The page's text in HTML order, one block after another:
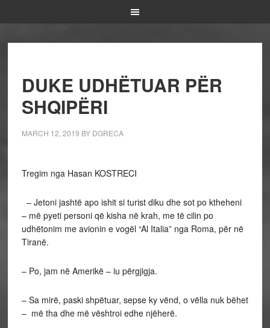
DUKE UDHËTUAR PËR
SHQIPËRI
MARCH 12, 2019 BY DGRECA
Tregim nga Hasan KOSTRECI
– Jetoni jashtë apo ishit si turist diku dhe sot po ktheheni
– më pyeti personi që kisha në krah, me të cilin po
udhëtonim me avionin e vogël “Al Italia” nga Roma, për në
Tiranë.
– Po, jam në Amerikë – iu përgjigja.
– Sa mirë, paski shpëtuar, sepse ky vënd, o vëlla nuk bëhet
– më tha dhe më vështroi edhe njëherë.